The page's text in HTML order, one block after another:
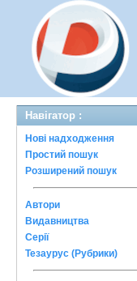
Навігатор :
Нові надходження
Простий пошук
Розширений пошук
Автори
Видавництва
Серії
Тезаурус (Рубрики)